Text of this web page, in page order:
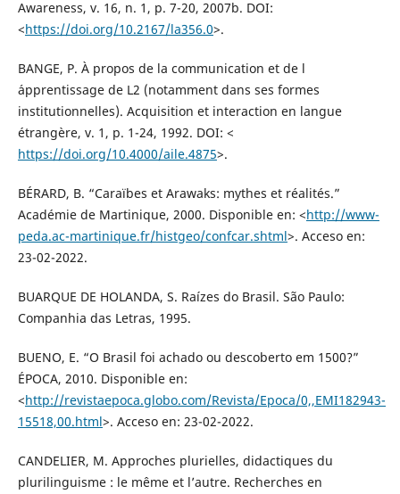
Awareness, v. 16, n. 1, p. 7-20, 2007b. DOI:
<https://doi.org/10.2167/la356.0>.
BANGE, P. À propos de la communication et de l
´apprentissage de L2 (notamment dans ses formes
institutionnelles). Acquisition et interaction en langue
étrangère, v. 1, p. 1-24, 1992. DOI: <
https://doi.org/10.4000/aile.4875>.
BÉRARD, B. “Caraïbes et Arawaks: mythes et réalités.”
Académie de Martinique, 2000. Disponible en: <http://www-
peda.ac-martinique.fr/histgeo/confcar.shtml>. Acceso en:
23-02-2022.
BUARQUE DE HOLANDA, S. Raízes do Brasil. São Paulo:
Companhia das Letras, 1995.
BUENO, E. “O Brasil foi achado ou descoberto em 1500?”
ÉPOCA, 2010. Disponible en:
<http://revistaepoca.globo.com/Revista/Epoca/0,,EMI182943-
15518,00.html>. Acceso en: 23-02-2022.
CANDELIER, M. Approches plurielles, didactiques du
plurilinguisme : le même et l’autre. Recherches en